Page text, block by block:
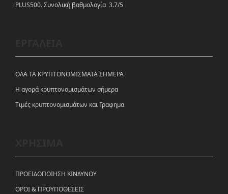
PLUS500. Συνολική βαθμολογία 3.7/5
ΟΛΑ ΤΑ ΚΡΥΠΤΟΝΟΜΙΣΜΑΤΑ ΣΗΜΕΡΑ
Η αγορά κρυπτονομισμάτων σήμερα
Tιμές κρυπτονομισμάτων και Γραφημα
ΠΡΟΕΙΔΟΠΟΙΗΣΗ ΚΙΝΔΥΝΟΥ
ΟΡΟΙ & ΠΡΟΥΠΟΘΕΣΕΙΣ